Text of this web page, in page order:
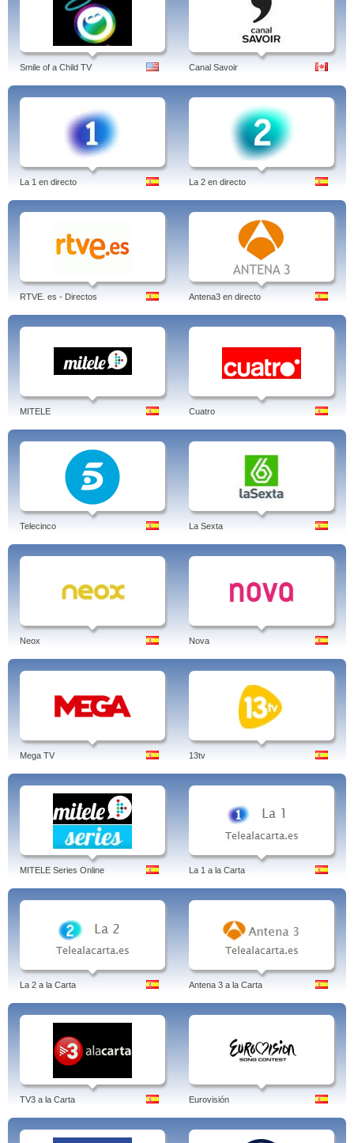
Smile of a Child TV Canal Savoir
La 1 en directo La 2 en directo
RTVE. es - Directos Antena3 en directo
MITELE Cuatro
Telecinco La Sexta
Neox Nova
Mega TV 13tv
MITELE Series Online La 1 a la Carta
La 2 a la Carta Antena 3 a la Carta
TV3 a la Carta Eurovisión